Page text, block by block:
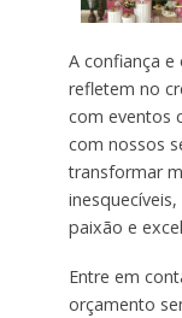
A confiança e
refletem no
com eventos
com nossos
transformar
paixão e
Entre em
orçamento